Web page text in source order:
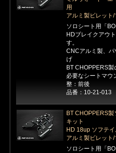
用
アルミ製ビレット
ソロシート用「
HDブレイクアウ
す。
CNCアルミ製、
げ
BT CHOPPERS
必要なシートマウ
整：前後
品番：10-21-013
BT CHOPPERS
キット
HD 18up ソフテ
アルミ製ビレット
ソロシート用「